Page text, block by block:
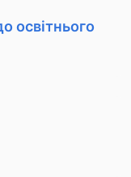
освітнього